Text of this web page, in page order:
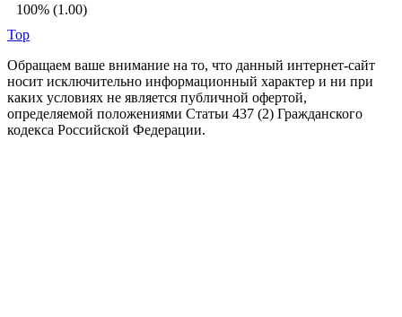
100% (1.00)
Top
Обращаем ваше внимание на то, что данный интернет-сайт
носит исключительно информационный характер и ни при
каких условиях не является публичной офертой,
определяемой положениями Статьи 437 (2) Гражданского
кодекса Российской Федерации.